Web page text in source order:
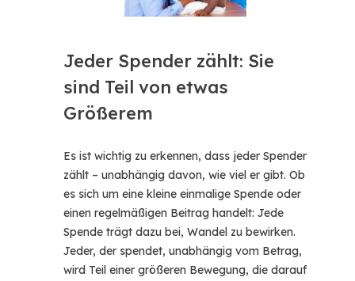
Jeder Spender zählt: Sie
sind Teil von etwas
Größerem
Es ist wichtig zu erkennen, dass jeder Spender
zählt – unabhängig davon, wie viel er gibt. Ob
es sich um eine kleine einmalige Spende oder
einen regelmäßigen Beitrag handelt: Jede
Spende trägt dazu bei, Wandel zu bewirken.
Jeder, der spendet, unabhängig vom Betrag,
wird Teil einer größeren Bewegung, die darauf